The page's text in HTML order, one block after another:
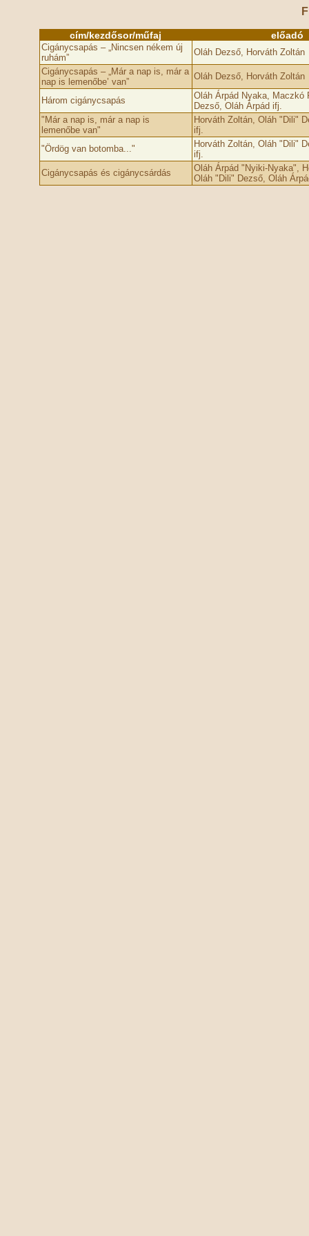
cím/kezdősor/műfaj előadó
Cigánycsapás – „Nincsen nékem új
ruhám”
Oláh Dezső, Horváth Zoltán
Cigánycsapás – „Már a nap is, már a
nap is lemenőbe’ van”
Oláh Dezső, Horváth Zoltán
Három cigánycsapás
Oláh Árpád Nyaka, Maczkó
Dezső, Oláh Árpád ifj.
"Már a nap is, már a nap is
lemenőbe­ van"
Horváth Zoltán, Oláh "Dili"
ifj.
"Ördög van botomba­..."
Horváth Zoltán, Oláh "Dili"
ifj.
Cigánycsapás és cigánycsárdás
Oláh Árpád "Nyiki-Nyaka",
Oláh "Dili" Dezső, Oláh